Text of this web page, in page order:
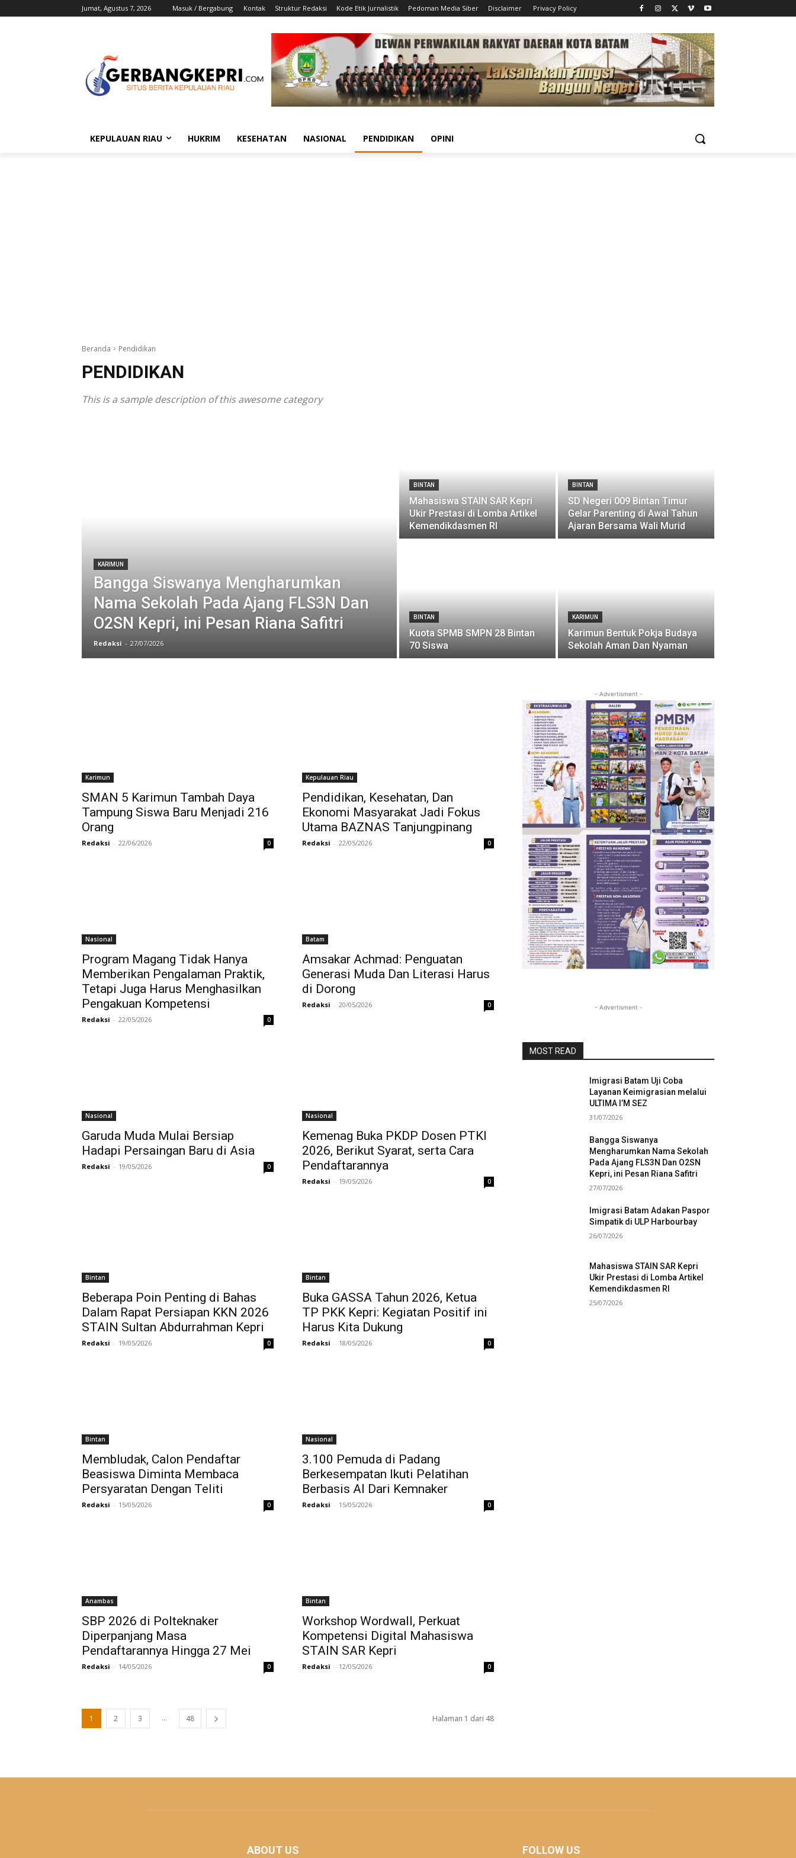
Jumat, Agustus 7, 2026 Masuk / Bergabung Kontak Struktur Redaksi Kode Etik Jurnalistik Pedoman Media Siber Disclaimer Privacy Policy
KEPULAUAN RIAU HUKRIM KESEHATAN NASIONAL PENDIDIKAN OPINI
Beranda Pendidikan
PENDIDIKAN
This is a sample description of this awesome category
KARIMUN
Bangga Siswanya Mengharumkan
Nama Sekolah Pada Ajang FLS3N Dan
O2SN Kepri, ini Pesan Riana Safitri
Redaksi - 27/07/2026
BINTAN
Mahasiswa STAIN SAR Kepri
Ukir Prestasi di Lomba Artikel
Kemendikdasmen RI
BINTAN
SD Negeri 009 Bintan Timur
Gelar Parenting di Awal Tahun
Ajaran Bersama Wali Murid
BINTAN
Kuota SPMB SMPN 28 Bintan
70 Siswa
KARIMUN
Karimun Bentuk Pokja Budaya
Sekolah Aman Dan Nyaman
Karimun
SMAN 5 Karimun Tambah Daya
Tampung Siswa Baru Menjadi 216
Orang
Redaksi - 22/06/2026 0
Kepulauan Riau
Pendidikan, Kesehatan, Dan
Ekonomi Masyarakat Jadi Fokus
Utama BAZNAS Tanjungpinang
Redaksi - 22/05/2026 0
Nasional
Program Magang Tidak Hanya
Memberikan Pengalaman Praktik,
Tetapi Juga Harus Menghasilkan
Pengakuan Kompetensi
Redaksi - 22/05/2026 0
Batam
Amsakar Achmad: Penguatan
Generasi Muda Dan Literasi Harus
di Dorong
Redaksi - 20/05/2026 0
Nasional
Garuda Muda Mulai Bersiap
Hadapi Persaingan Baru di Asia
Redaksi - 19/05/2026 0
Nasional
Kemenag Buka PKDP Dosen PTKI
2026, Berikut Syarat, serta Cara
Pendaftarannya
Redaksi - 19/05/2026 0
Bintan
Beberapa Poin Penting di Bahas
Dalam Rapat Persiapan KKN 2026
STAIN Sultan Abdurrahman Kepri
Redaksi - 19/05/2026 0
Bintan
Buka GASSA Tahun 2026, Ketua
TP PKK Kepri: Kegiatan Positif ini
Harus Kita Dukung
Redaksi - 18/05/2026 0
Bintan
Membludak, Calon Pendaftar
Beasiswa Diminta Membaca
Persyaratan Dengan Teliti
Redaksi - 15/05/2026 0
Nasional
3.100 Pemuda di Padang
Berkesempatan Ikuti Pelatihan
Berbasis AI Dari Kemnaker
Redaksi - 15/05/2026 0
Anambas
SBP 2026 di Polteknaker
Diperpanjang Masa
Pendaftarannya Hingga 27 Mei
Redaksi - 14/05/2026 0
Bintan
Workshop Wordwall, Perkuat
Kompetensi Digital Mahasiswa
STAIN SAR Kepri
Redaksi - 12/05/2026 0
1 2 3 ... 48 Halaman 1 dari 48
- Advertisment -
- Advertisment -
MOST READ
Imigrasi Batam Uji Coba
Layanan Keimigrasian melalui
ULTIMA I’M SEZ
31/07/2026
Bangga Siswanya
Mengharumkan Nama Sekolah
Pada Ajang FLS3N Dan O2SN
Kepri, ini Pesan Riana Safitri
27/07/2026
Imigrasi Batam Adakan Paspor
Simpatik di ULP Harbourbay
26/07/2026
Mahasiswa STAIN SAR Kepri
Ukir Prestasi di Lomba Artikel
Kemendikdasmen RI
25/07/2026
ABOUT US FOLLOW US